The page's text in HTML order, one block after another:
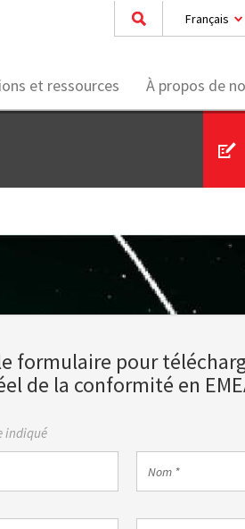
Français
et ressources À propos de
formulaire pour
de la conformité en
indiqué